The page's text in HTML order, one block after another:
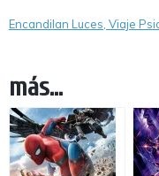
Encandilan Luces, Viaje
más...